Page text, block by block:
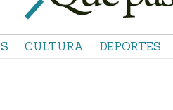
CULTURA DEPORTES